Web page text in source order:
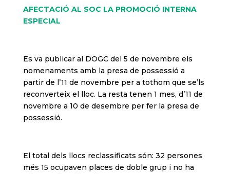
AFECTACIÓ AL SOC LA PROMOCIÓ INTERNA
ESPECIAL
Es va publicar al DOGC del 5 de novembre els
nomenaments amb la presa de possessió a
partir de l’11 de novembre per a tothom que se’ls
reconverteix el lloc. La resta tenen 1 mes, d’11 de
novembre a 10 de desembre per fer la presa de
possessió.
El total dels llocs reclassificats són: 32 persones
més 15 ocupaven places de doble grup i no ha